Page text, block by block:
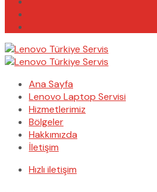
Ana Sayfa
Lenovo Laptop Servisi
Hizmetlerimiz
Bölgeler
Hakkımızda
İletişim
Hızlı iletişim